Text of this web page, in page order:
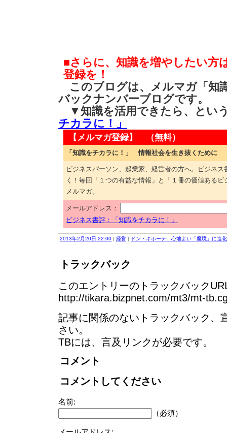
■さらに、知識を増やしたい方
登録を！
このブログは、メルマガ「知
バックナンバーブログです。
▼知識を活用できたら、と
チカラに！」
【メルマガ登録】 （無料）
「知識をチカラに！」 情報社会を生き抜くために
ビジネスパーソン、起業家、経営者の方へ。ビジネ
く！毎回「１つの有益な情報」と「１冊の価値ある
メルマガ。
メールアドレス：
ビジネス書評：「知識をチカラに！」
2013年2月20日 22:00 | 経営 | ドン・キホーテ 心地よい「魔境」に進化
トラックバック
このエントリーのトラックバック
http://tikara.bizpnet.com/mt3/mt-
記事に関係のないトラックバック、
さい。
TBには、言及リンクが必要です。
コメント
コメントしてください
名前:
（必須）